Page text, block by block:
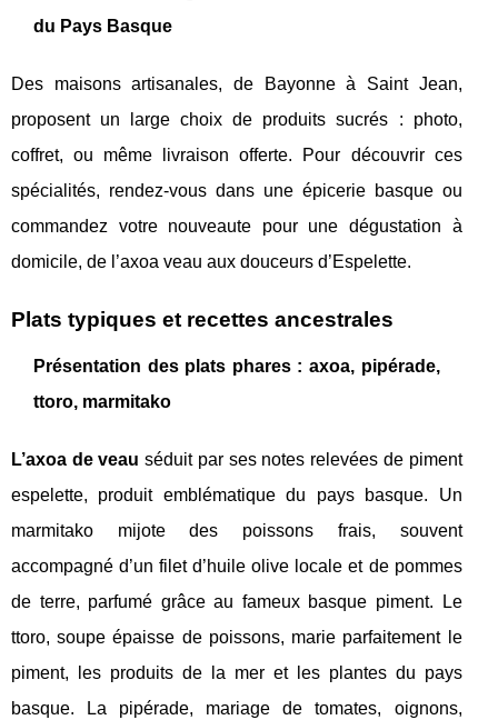
du Pays Basque
Des maisons artisanales, de Bayonne à Saint Jean,
proposent un large choix de produits sucrés : photo,
coffret, ou même livraison offerte. Pour découvrir ces
spécialités, rendez-vous dans une épicerie basque ou
commandez votre nouveaute pour une dégustation à
domicile, de l’axoa veau aux douceurs d’Espelette.
Plats typiques et recettes ancestrales
Présentation des plats phares : axoa, pipérade,
ttoro, marmitako
L’axoa de veau séduit par ses notes relevées de piment
espelette, produit emblématique du pays basque. Un
marmitako mijote des poissons frais, souvent
accompagné d’un filet d’huile olive locale et de pommes
de terre, parfumé grâce au fameux basque piment. Le
ttoro, soupe épaisse de poissons, marie parfaitement le
piment, les produits de la mer et les plantes du pays
basque. La pipérade, mariage de tomates, oignons,